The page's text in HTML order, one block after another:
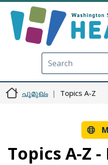
പൂമുഖം Topics A-Z
Topics A-Z